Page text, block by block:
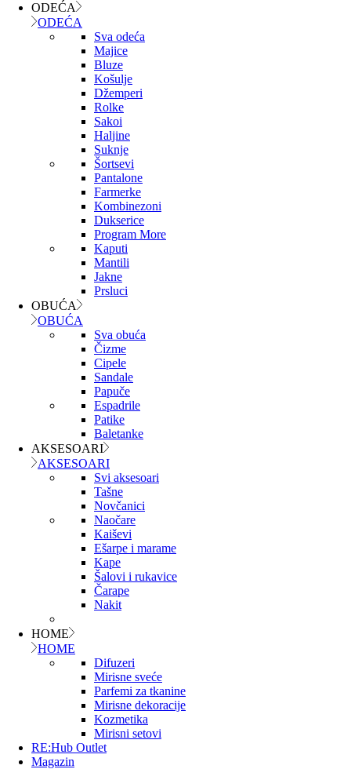
ODEĆA
ODEĆA
Sva odeća
Majice
Bluze
Košulje
Džemperi
Rolke
Sakoi
Haljine
Suknje
Šortsevi
Pantalone
Farmerke
Kombinezoni
Dukserice
Program More
Kaputi
Mantili
Jakne
Prsluci
OBUĆA
OBUĆA
Sva obuća
Čizme
Cipele
Sandale
Papuče
Espadrile
Patike
Baletanke
AKSESOARI
AKSESOARI
Svi aksesoari
Tašne
Novčanici
Naočare
Kaiševi
Ešarpe i marame
Kape
Šalovi i rukavice
Čarape
Nakit
HOME
HOME
Difuzeri
Mirisne sveće
Parfemi za tkanine
Mirisne dekoracije
Kozmetika
Mirisni setovi
RE:Hub Outlet
Magazin